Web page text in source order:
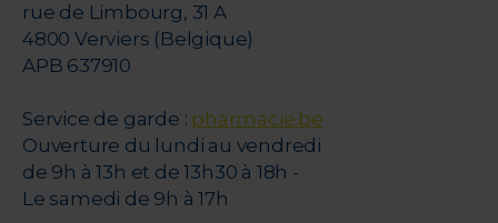
rue de Limbourg, 31 A
4800 Verviers (Belgique)
APB 637910
Service de garde : pharmacie.be
Ouverture du lundi au vendredi
de 9h à 13h et de 13h30 à 18h -
Le samedi de 9h à 17h